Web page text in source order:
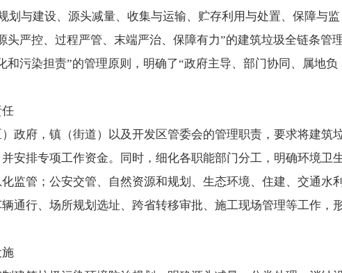
划与建设、源头减量、收集与运输、贮存利用与处置、保障与监
头严控、过程严管、末端严治、保障有力”的建筑垃圾全链条管
污染担责”的管理原则，明确了“政府主导、部门协同、属地负
任
政府，镇（街道）以及开发区管委会的管理职责，要求将建筑
安排专项工作资金。同时，细化各职能部门分工，明确环境卫
监管；公安交管、自然资源和规划、生态环境、住建、交通水利
通行、场所规划选址、跨省转移审批、施工现场管理等工作，
施